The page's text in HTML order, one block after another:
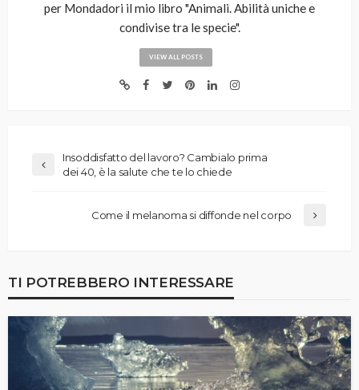
per Mondadori il mio libro "Animali. Abilità uniche e
condivise tra le specie".
VIEW ALL POSTS
Insoddisfatto del lavoro? Cambialo prima
dei 40, è la salute che te lo chiede
Come il melanoma si diffonde nel corpo
TI POTREBBERO INTERESSARE